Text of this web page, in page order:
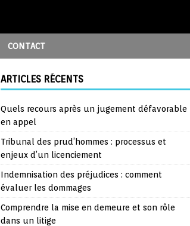
CONTACT
ARTICLES RÉCENTS
Quels recours après un jugement défavorable
en appel
Tribunal des prud’hommes : processus et
enjeux d’un licenciement
Indemnisation des préjudices : comment
évaluer les dommages
Comprendre la mise en demeure et son rôle
dans un litige